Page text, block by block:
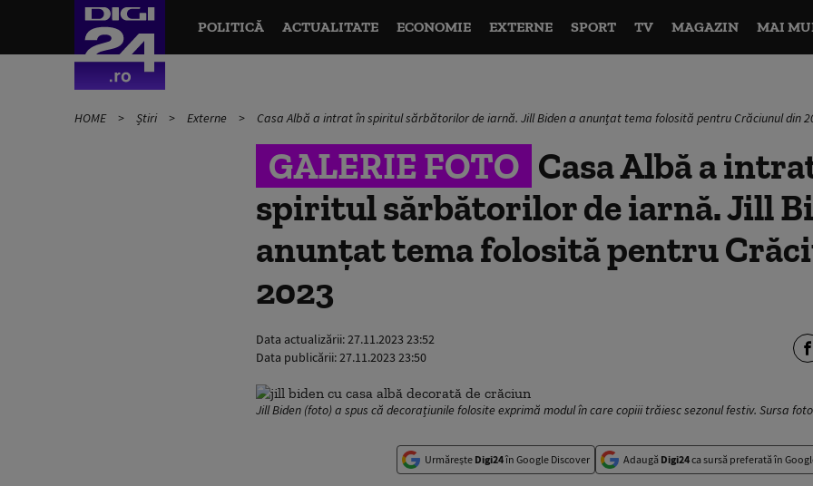
POLITICĂ ACTUALITATE ECONOMIE EXTERNE SPORT TV MAGAZIN MAI
HOME Știri Externe Casa Albă a intrat în spiritul sărbătorilor de iarnă. Jill Biden a anunțat tema folosită pentru Crăciunul din
GALERIE FOTO Casa Albă a
spiritul sărbătorilor de iarnă. Jill
anunțat tema folosită pentru
2023
Data actualizării:27.11.2023 23:52
Data publicării:27.11.2023 23:50
Jill Biden (foto) a spus că decorațiunile folosite exprimă modul în care copiii trăiesc sezonul festiv. Sursa
Urmărește Digi24în Google Discover Adaugă Digi24ca sursă preferată în